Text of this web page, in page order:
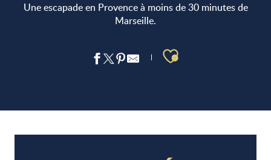
Une escapade en Provence à moins de 30 minutes de
Marseille.
Ajouter aux